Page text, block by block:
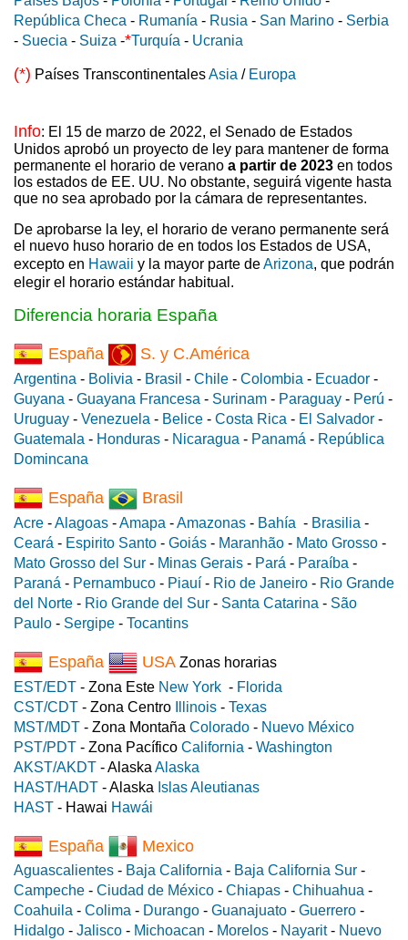
República Checa - Rumanía - Rusia - San Marino - Serbia
- Suecia - Suiza -*Turquía - Ucrania
(*) Países TranscontinentalesAsia / Europa
Info: El 15 de marzo de 2022, el Senado de Estados
Unidos aprobó un proyecto de ley para mantener de forma
permanente el horario de verano a partir de 2023 en todos
los estados de EE. UU. No obstante, seguirá vigente hasta
que no sea aprobado por la cámara de representantes.
De aprobarse la ley, el horario de verano permanente será
el nuevo huso horario de en todos los Estados de USA,
excepto en Hawaii y la mayor parte deArizona, que podrán
elegir el horario estándar habitual.
Diferencia horaria España
España S. y C.América
Argentina - Bolivia - Brasil - Chile - Colombia - Ecuador -
Guyana - Guayana Francesa - Surinam - Paraguay - Perú -
Uruguay - Venezuela - Belice - Costa Rica - El Salvador -
Guatemala - Honduras - Nicaragua - Panamá - República
Domincana
España Brasil
Acre -Alagoas -Amapa -Amazonas - Bahía - Brasilia -
Ceará - Espirito Santo - Goiás - Maranhão - Mato Grosso -
Mato Grosso del Sur - Minas Gerais - Pará - Paraíba -
Paraná - Pernambuco - Piauí - Rio de Janeiro - Rio Grande
del Norte - Rio Grande del Sur - Santa Catarina - São
Paulo - Sergipe - Tocantins
España USA Zonas horarias
EST/EDT - Zona Este New York - Florida
CST/CDT - Zona Centro Illinois - Texas
MST/MDT - Zona Montaña Colorado - Nuevo México
PST/PDT - Zona Pacífico California - Washington
AKST/AKDT - Alaska Alaska
HAST/HADT - Alaska Islas Aleutianas
HAST - Hawai Hawái
España Mexico
Aguascalientes - Baja California - Baja California Sur -
Campeche - Ciudad de México - Chiapas - Chihuahua -
Coahuila - Colima - Durango - Guanajuato - Guerrero -
Hidalgo - Jalisco - Michoacan - Morelos - Nayarit- Nuevo